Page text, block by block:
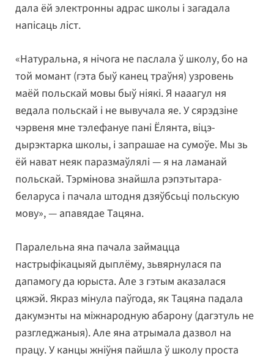
дала ёй электронны адрас школы і загадала
напісаць ліст.
«Натуральна, я нічога не паслала ў школу, бо на
той момант (гэта быў канец траўня) узровень
маёй польскай мовы быў ніякі. Я нааагул ня
ведала польскай і не вывучала яе. У сярэдзіне
чэрвеня мне тэлефануе пані Ёлянта, віцэ-
дырэктарка школы, і запрашае на сумоўе. Мы зь
ёй нават неяк паразмаўлялі — я на ламанай
польскай. Тэрмінова знайшла рэпэтытара-
беларуса і пачала штодня дзяўбсьці польскую
мову», — апавядае Тацяна.
Паралельна яна пачала займацца
настрыфікацыяй дыплёму, зьвярнулася па
дапамогу да юрыста. Але з гэтым аказалася
цяжэй. Якраз мінула паўгода, як Тацяна падала
дакумэнты на міжнародную абарону (дагэтуль не
разгледжаныя). Але яна атрымала дазвол на
працу. У канцы жніўня пайшла ў школу проста